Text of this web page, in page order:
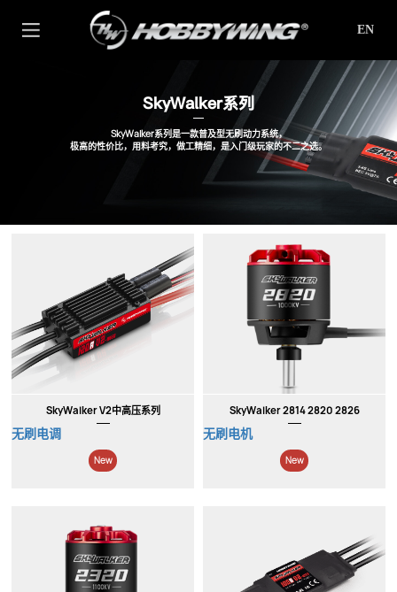
EN
SkyWalker系列
SkyWalker系列是一款普及型无刷动力系统，
极高的性价比，用料考究，做工精细，是入门级玩家的不二之选。
SkyWalker V2中高压系列
无刷电调
New
SkyWalker 2814 2820 2826
无刷电机
New